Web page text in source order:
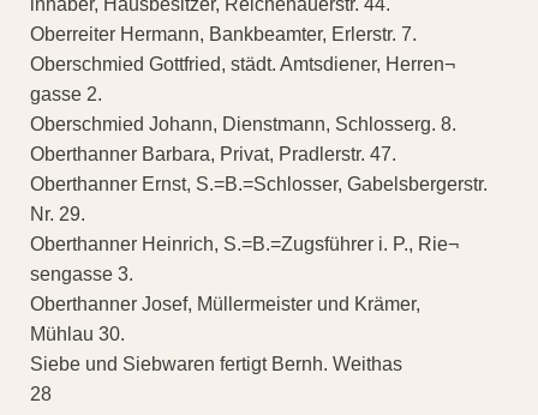
Oberreiter Hermann, Bankbeamter, Erlerstr. 7.
Oberschmied Gottfried, städt. Amtsdiener, Herren¬
gasse 2.
Oberschmied Johann, Dienstmann, Schlosserg. 8.
Oberthanner Barbara, Privat, Pradlerstr. 47.
Oberthanner Ernst, S.=B.=Schlosser, Gabelsbergerstr.
Nr. 29.
Oberthanner Heinrich, S.=B.=Zugsführer i. P., Rie¬
sengasse 3.
Oberthanner Josef, Müllermeister und Krämer,
Mühlau 30.
Siebe und Siebwaren fertigt Bernh. Weithas
28